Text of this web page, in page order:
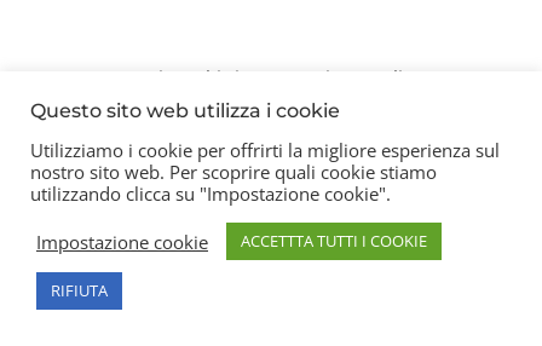
Contatti Chi siamo Privacy Policy
Copyright 2026 © Frigerio Renzo Snc P.IVA
08003270157
Questo sito web utilizza i cookie
Utilizziamo i cookie per offrirti la migliore esperienza sul
nostro sito web. Per scoprire quali cookie stiamo
utilizzando clicca su "Impostazione cookie".
Impostazione cookie
ACCETTTA TUTTI I COOKIE
RIFIUTA